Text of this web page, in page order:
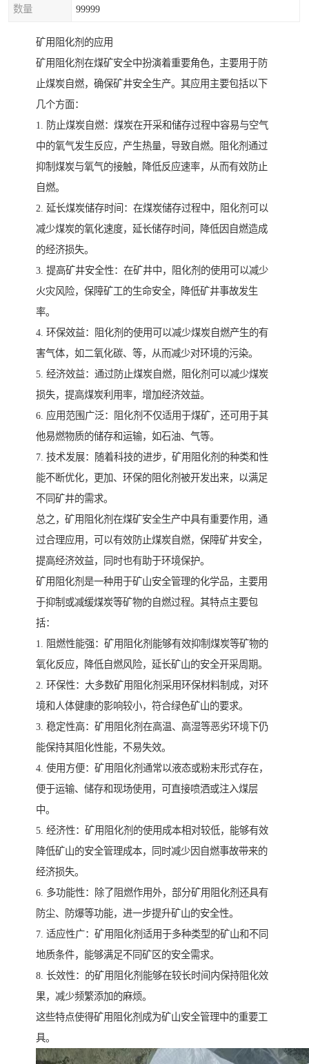
数量 99999
矿用阻化剂的应用
矿用阻化剂在煤矿安全中扮演着重要角色，主要用于防
止煤炭自燃，确保矿井安全生产。其应用主要包括以下
几个方面：
1. 防止煤炭自燃：煤炭在开采和储存过程中容易与空气
中的氧气发生反应，产生热量，导致自燃。阻化剂通过
抑制煤炭与氧气的接触，降低反应速率，从而有效防止
自燃。
2. 延长煤炭储存时间：在煤炭储存过程中，阻化剂可以
减少煤炭的氧化速度，延长储存时间，降低因自燃造成
的经济损失。
3. 提高矿井安全性：在矿井中，阻化剂的使用可以减少
火灾风险，保障矿工的生命安全，降低矿井事故发生
率。
4. 环保效益：阻化剂的使用可以减少煤炭自燃产生的有
害气体，如二氧化碳、等，从而减少对环境的污染。
5. 经济效益：通过防止煤炭自燃，阻化剂可以减少煤炭
损失，提高煤炭利用率，增加经济效益。
6. 应用范围广泛：阻化剂不仅适用于煤矿，还可用于其
他易燃物质的储存和运输，如石油、气等。
7. 技术发展：随着科技的进步，矿用阻化剂的种类和性
能不断优化，更加、环保的阻化剂被开发出来，以满足
不同矿井的需求。
总之，矿用阻化剂在煤矿安全生产中具有重要作用，通
过合理应用，可以有效防止煤炭自燃，保障矿井安全，
提高经济效益，同时也有助于环境保护。
矿用阻化剂是一种用于矿山安全管理的化学品，主要用
于抑制或减缓煤炭等矿物的自燃过程。其特点主要包
括：
1. 阻燃性能强：矿用阻化剂能够有效抑制煤炭等矿物的
氧化反应，降低自燃风险，延长矿山的安全开采周期。
2. 环保性：大多数矿用阻化剂采用环保材料制成，对环
境和人体健康的影响较小，符合绿色矿山的要求。
3. 稳定性高：矿用阻化剂在高温、高湿等恶劣环境下仍
能保持其阻化性能，不易失效。
4. 使用方便：矿用阻化剂通常以液态或粉末形式存在，
便于运输、储存和现场使用，可直接喷洒或注入煤层
中。
5. 经济性：矿用阻化剂的使用成本相对较低，能够有效
降低矿山的安全管理成本，同时减少因自燃事故带来的
经济损失。
6. 多功能性：除了阻燃作用外，部分矿用阻化剂还具有
防尘、防爆等功能，进一步提升矿山的安全性。
7. 适应性广：矿用阻化剂适用于多种类型的矿山和不同
地质条件，能够满足不同矿区的安全需求。
8. 长效性：的矿用阻化剂能够在较长时间内保持阻化效
果，减少频繁添加的麻烦。
这些特点使得矿用阻化剂成为矿山安全管理中的重要工
具。